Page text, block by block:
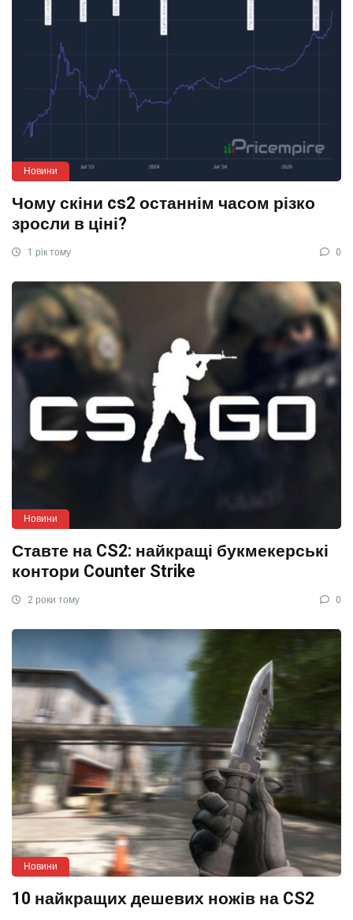
Новини
Чому скіни cs2 останнім часом різко
зросли в ціні?
1 рік тому 0
Новини
Ставте на CS2: найкращі букмекерські
контори Counter Strike
2 роки тому 0
Новини
10 найкращих дешевих ножів на CS2